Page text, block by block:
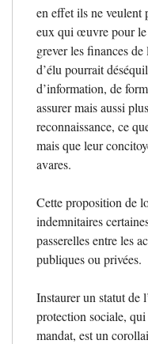
en effet ils ne veulent
eux qui œuvre pour le
grever les finances
d’élu pourrait
d’information, de
assurer mais aussi
reconnaissance, ce
mais que leur
avares.
Cette proposition de
indemnitaires
passerelles entre les
publiques ou privées.
Instaurer un statut de
protection sociale,
mandat, est un